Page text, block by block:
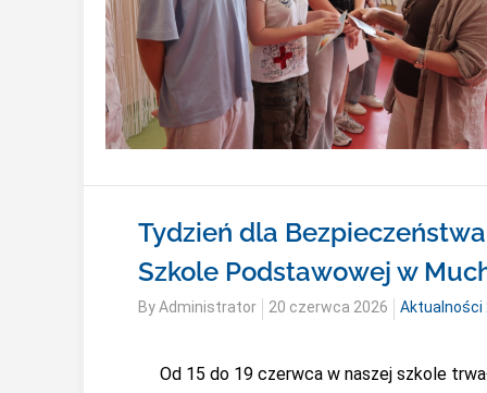
Tydzień dla
Szkole Podstawowej w
ByAdministrator
Posted
20 czerwca 2026 Aktualności
Od 15 do 19 czerwca w naszej szkole